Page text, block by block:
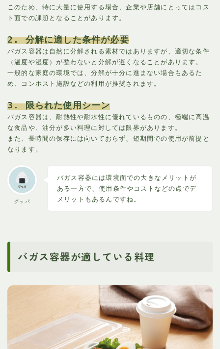
このため、特に大量に使用する場合、企業や店舗にとってはコス
ト面での課題となることがあります。
2. 分解に適した条件が必要
バガス容器は自然に分解される素材ではありますが、適切な条件
（温度や湿度）が整わないと分解が遅くなることがあります。
一般的な家庭の環境では、分解が十分に進まない場合もあるた
め、コンポスト施設などの利用が推奨されます。
3. 限られた使用シーン
バガス容器は、耐熱性や耐水性に優れているものの、極端に高温
な食品や、油分が多い料理に対しては限界があります。
また、長時間の保存には向いておらず、短期間での使用が前提と
なります。
グッパ
バガス容器には環境面での大きなメリットが
ある一方で、使用条件やコストなどの点でデ
メリットもあるんですね。
バガス容器が適している料理